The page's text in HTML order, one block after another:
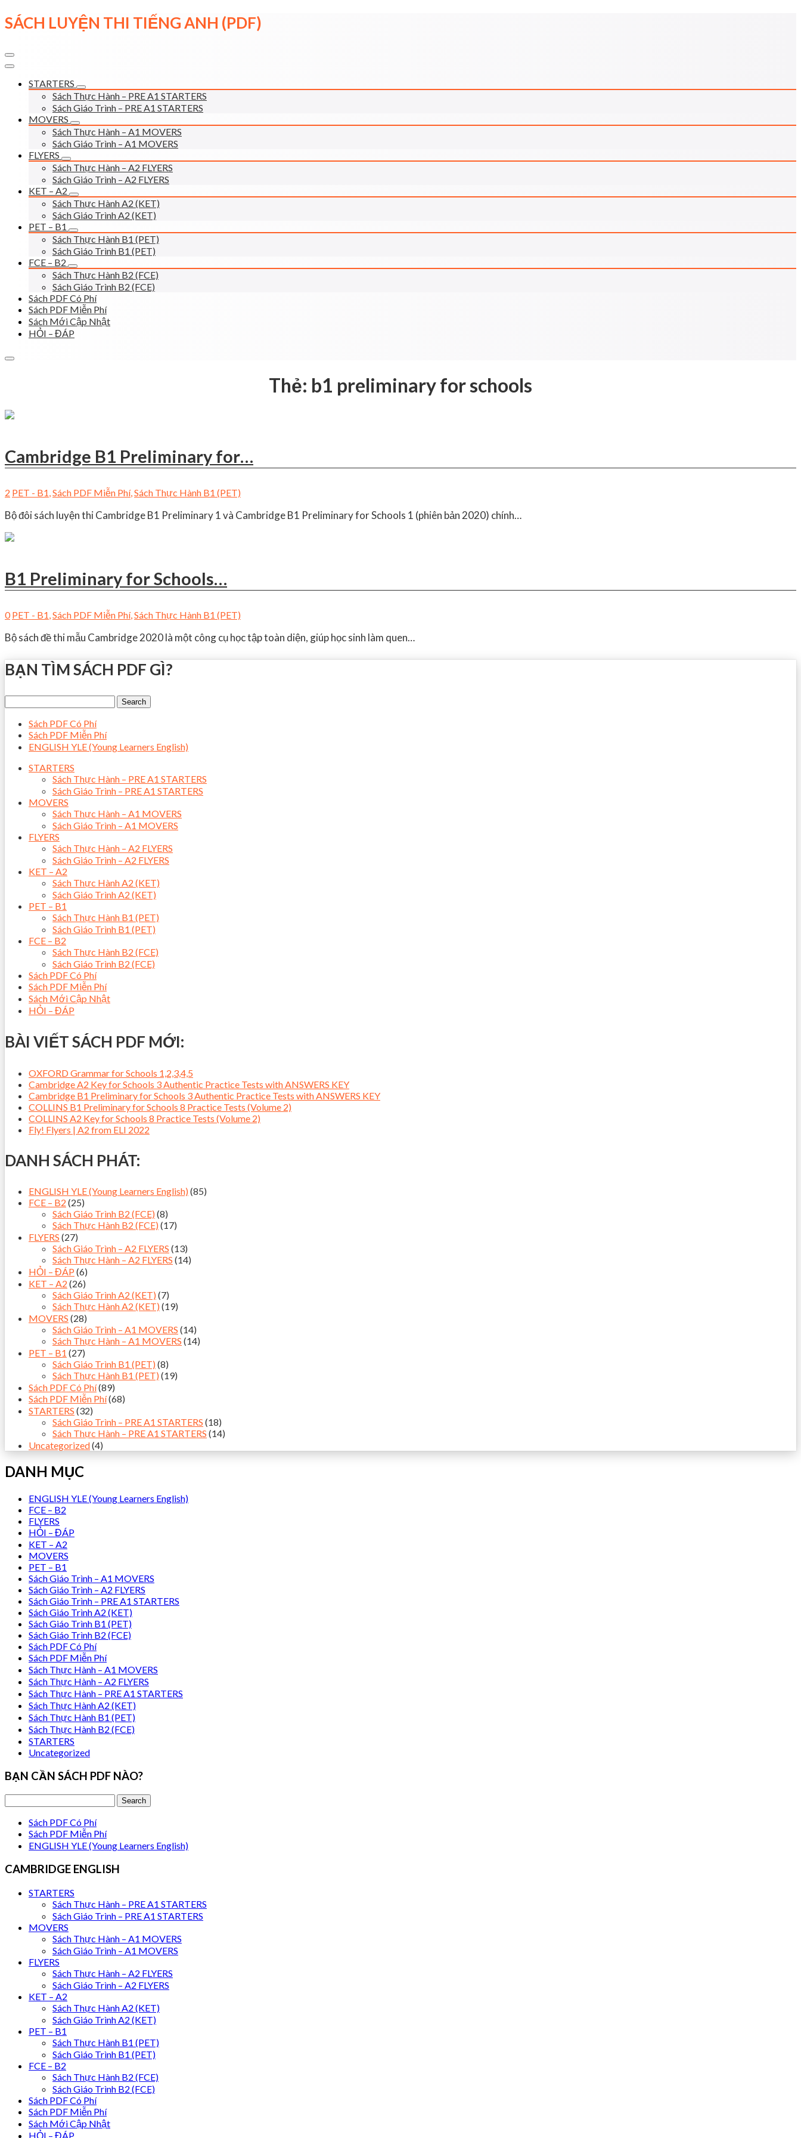
Skip
to
SÁCH LUYỆN THI TIẾNG ANH (PDF)
STARTERS
Sách Thực Hành – PRE A1 STARTERS
Sách Giáo Trình – PRE A1 STARTERS
MOVERS
Sách Thực Hành – A1 MOVERS
Sách Giáo Trình – A1 MOVERS
FLYERS
Sách Thực Hành – A2 FLYERS
Sách Giáo Trình – A2 FLYERS
KET – A2
Sách Thực Hành A2 (KET)
Sách Giáo Trình A2 (KET)
PET – B1
Sách Thực Hành B1 (PET)
Sách Giáo Trình B1 (PET)
FCE – B2
Sách Thực Hành B2 (FCE)
Sách Giáo Trình B2 (FCE)
Sách PDF Có Phí
Sách PDF Miễn Phí
Sách Mới Cập Nhật
HỎI – ĐÁP
Thẻ: b1 preliminary for schools
Cambridge B1 Preliminary for…
2 PET - B1,Sách PDF Miễn Phí,Sách Thực Hành B1 (PET)
Bộ đôi sách luyện thi Cambridge B1 Preliminary 1 và Cambridge B1 Preliminary for Schools 1 (phiên bản 2020) chính…
B1 Preliminary for Schools…
0 PET - B1,Sách PDF Miễn Phí,Sách Thực Hành B1 (PET)
Bộ sách đề thi mẫu Cambridge 2020 là một công cụ học tập toàn diện, giúp học sinh làm quen…
BẠN TÌM SÁCH PDF GÌ?
Sách PDF Có Phí
Sách PDF Miễn Phí
ENGLISH YLE (Young Learners English)
STARTERS
Sách Thực Hành – PRE A1 STARTERS
Sách Giáo Trình – PRE A1 STARTERS
MOVERS
Sách Thực Hành – A1 MOVERS
Sách Giáo Trình – A1 MOVERS
FLYERS
Sách Thực Hành – A2 FLYERS
Sách Giáo Trình – A2 FLYERS
KET – A2
Sách Thực Hành A2 (KET)
Sách Giáo Trình A2 (KET)
PET – B1
Sách Thực Hành B1 (PET)
Sách Giáo Trình B1 (PET)
FCE – B2
Sách Thực Hành B2 (FCE)
Sách Giáo Trình B2 (FCE)
Sách PDF Có Phí
Sách PDF Miễn Phí
Sách Mới Cập Nhật
HỎI – ĐÁP
BÀI VIẾT SÁCH PDF MỚI:
OXFORD Grammar for Schools 1,2,3,4,5
Cambridge A2 Key for Schools 3 Authentic Practice Tests with ANSWERS KEY
Cambridge B1 Preliminary for Schools 3 Authentic Practice Tests with ANSWERS KEY
COLLINS B1 Preliminary for Schools 8 Practice Tests (Volume 2)
COLLINS A2 Key for Schools 8 Practice Tests (Volume 2)
Fly! Flyers | A2 from ELI 2022
DANH SÁCH PHÁT:
ENGLISH YLE (Young Learners English) (85)
FCE – B2 (25)
Sách Giáo Trình B2 (FCE) (8)
Sách Thực Hành B2 (FCE) (17)
FLYERS (27)
Sách Giáo Trình – A2 FLYERS (13)
Sách Thực Hành – A2 FLYERS (14)
HỎI – ĐÁP (6)
KET – A2 (26)
Sách Giáo Trình A2 (KET) (7)
Sách Thực Hành A2 (KET) (19)
MOVERS (28)
Sách Giáo Trình – A1 MOVERS (14)
Sách Thực Hành – A1 MOVERS (14)
PET – B1 (27)
Sách Giáo Trình B1 (PET) (8)
Sách Thực Hành B1 (PET) (19)
Sách PDF Có Phí(89)
Sách PDF Miễn Phí(68)
STARTERS (32)
Sách Giáo Trình – PRE A1 STARTERS (18)
Sách Thực Hành – PRE A1 STARTERS (14)
Uncategorized(4)
DANH MỤC
ENGLISH YLE (Young Learners English)
FCE – B2
FLYERS
HỎI – ĐÁP
KET – A2
MOVERS
PET – B1
Sách Giáo Trình – A1 MOVERS
Sách Giáo Trình – A2 FLYERS
Sách Giáo Trình – PRE A1 STARTERS
Sách Giáo Trình A2 (KET)
Sách Giáo Trình B1 (PET)
Sách Giáo Trình B2 (FCE)
Sách PDF Có Phí
Sách PDF Miễn Phí
Sách Thực Hành – A1 MOVERS
Sách Thực Hành – A2 FLYERS
Sách Thực Hành – PRE A1 STARTERS
Sách Thực Hành A2 (KET)
Sách Thực Hành B1 (PET)
Sách Thực Hành B2 (FCE)
STARTERS
Uncategorized
BẠN CẦN SÁCH PDF NÀO?
Sách PDF Có Phí
Sách PDF Miễn Phí
ENGLISH YLE (Young Learners English)
CAMBRIDGE ENGLISH
STARTERS
Sách Thực Hành – PRE A1 STARTERS
Sách Giáo Trình – PRE A1 STARTERS
MOVERS
Sách Thực Hành – A1 MOVERS
Sách Giáo Trình – A1 MOVERS
FLYERS
Sách Thực Hành – A2 FLYERS
Sách Giáo Trình – A2 FLYERS
KET – A2
Sách Thực Hành A2 (KET)
Sách Giáo Trình A2 (KET)
PET – B1
Sách Thực Hành B1 (PET)
Sách Giáo Trình B1 (PET)
FCE – B2
Sách Thực Hành B2 (FCE)
Sách Giáo Trình B2 (FCE)
Sách PDF Có Phí
Sách PDF Miễn Phí
Sách Mới Cập Nhật
HỎI – ĐÁP